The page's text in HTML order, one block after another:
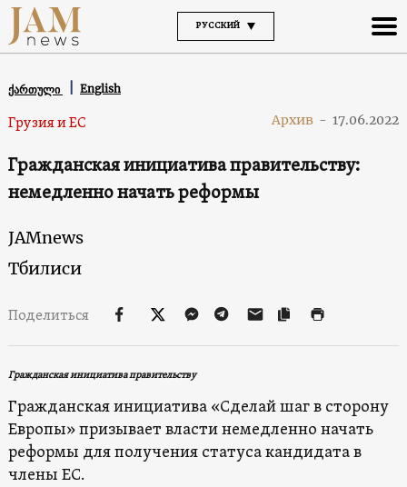
РУССКИЙ
ქართული English
Грузия и ЕС Архив - 17.06.2022
Гражданская инициатива правительству:
немедленно начать реформы
JAMnews
Тбилиси
Поделиться
Гражданская инициатива правительству
Гражданская инициатива «Сделай шаг в сторону
Европы» призывает власти немедленно начать
реформы для получения статуса кандидата в
члены ЕС.